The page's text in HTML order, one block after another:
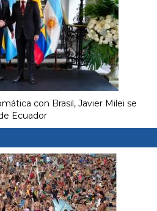
con Brasil, Javier Milei se
Ecuador